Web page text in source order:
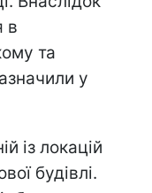
в
та
у
із локацій
будівлі.